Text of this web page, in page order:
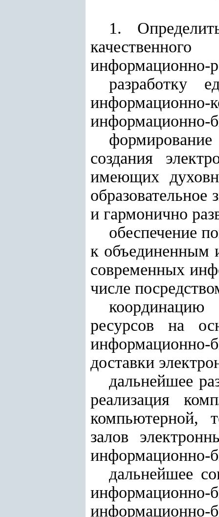
1.
информационно-
разработку
информационно-
создания
имеющих
образовательное
и гармонично
обеспечение
к объединенным
современных
числе
ресурсов на
информационно-
доставки
дальнейшее
реализация
компьютерной,
залов
информационно-
дальнейшее